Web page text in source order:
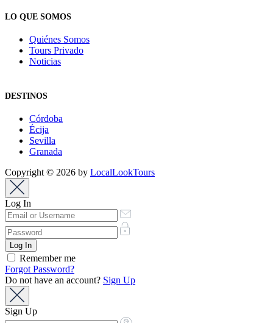
LO QUE SOMOS
Quiénes Somos
Tours Privado
Noticias
DESTINOS
Córdoba
Écija
Sevilla
Granada
Copyright © 2026 by LocalLookTours
Log In
Remember me
Forgot Password?
Do not have an account? Sign Up
Sign Up